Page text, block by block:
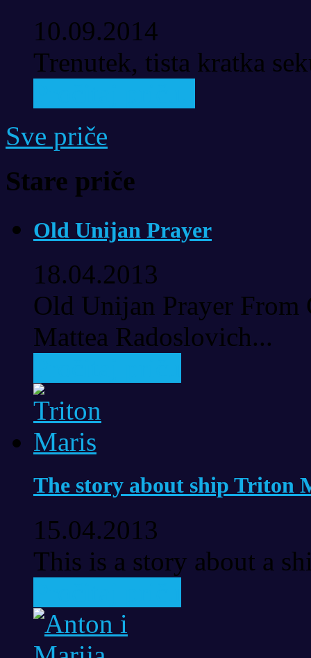
10.09.2014
Trenutek, tista kratka
Sve priče
Stare priče
Old Unijan Prayer
18.04.2013
Old Unijan Prayer From
Mattea Radoslovich...
The story about ship Triton
15.04.2013
This is a story about a